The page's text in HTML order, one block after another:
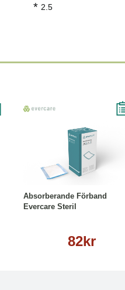
* 2.5
Absorberande Förband
Evercare Steril
82kr
Läs mer